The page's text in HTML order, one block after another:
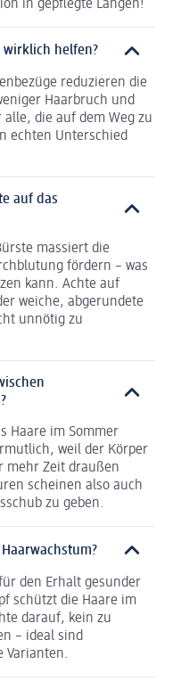
in gepflegte Längen!
wirklich helfen?
reduzieren die
Haarbruch und
die auf dem Weg zu
echten Unterschied
auf das
massiert die
fördern – was
kann. Achte auf
weiche, abgerundete
unnötig zu
Haare im Sommer
weil der Körper
mehr Zeit draußen
scheinen also auch
zu geben.
den Erhalt gesunder
schützt die Haare im
darauf, kein zu
– ideal sind
Varianten.